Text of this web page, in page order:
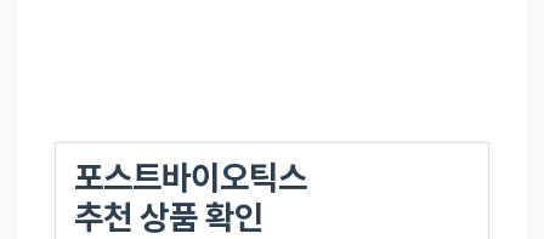
포스트바이오틱스
추천 상품 확인